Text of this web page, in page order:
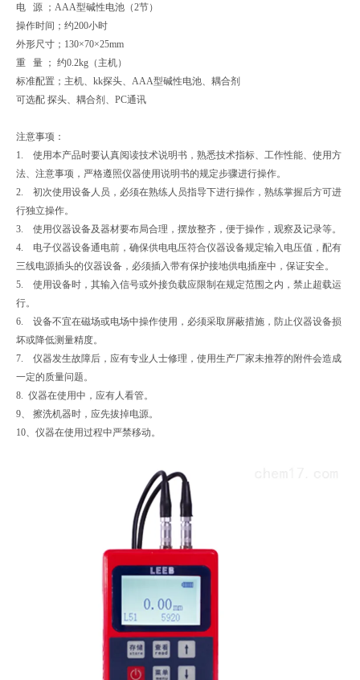
电 源 ；AAA型碱性电池（2节）
操作时间；约200小时
外形尺寸；130×70×25mm
重 量 ； 约0.2kg（主机）
标准配置；主机、kk探头、AAA型碱性电池、耦合剂
可选配 探头、耦合剂、PC通讯
注意事项：
1. 使用本产品时要认真阅读技术说明书，熟悉技术指标、工作性能、使用方
法、注意事项，严格遵照仪器使用说明书的规定步骤进行操作。
2. 初次使用设备人员，必须在熟练人员指导下进行操作，熟练掌握后方可进
行独立操作。
3. 使用仪器设备及器材要布局合理，摆放整齐，便于操作，观察及记录等。
4. 电子仪器设备通电前，确保供电电压符合仪器设备规定输入电压值，配有
三线电源插头的仪器设备，必须插入带有保护接地供电插座中，保证安全。
5. 使用设备时，其输入信号或外接负载应限制在规定范围之内，禁止超载运
行。
6. 设备不宜在磁场或电场中操作使用，必须采取屏蔽措施，防止仪器设备损
坏或降低测量精度。
7. 仪器发生故障后，应有专业人士修理，使用生产厂家未推荐的附件会造成
一定的质量问题。
8. 仪器在使用中，应有人看管。
9、 擦洗机器时，应先拔掉电源。
10、仪器在使用过程中严禁移动。